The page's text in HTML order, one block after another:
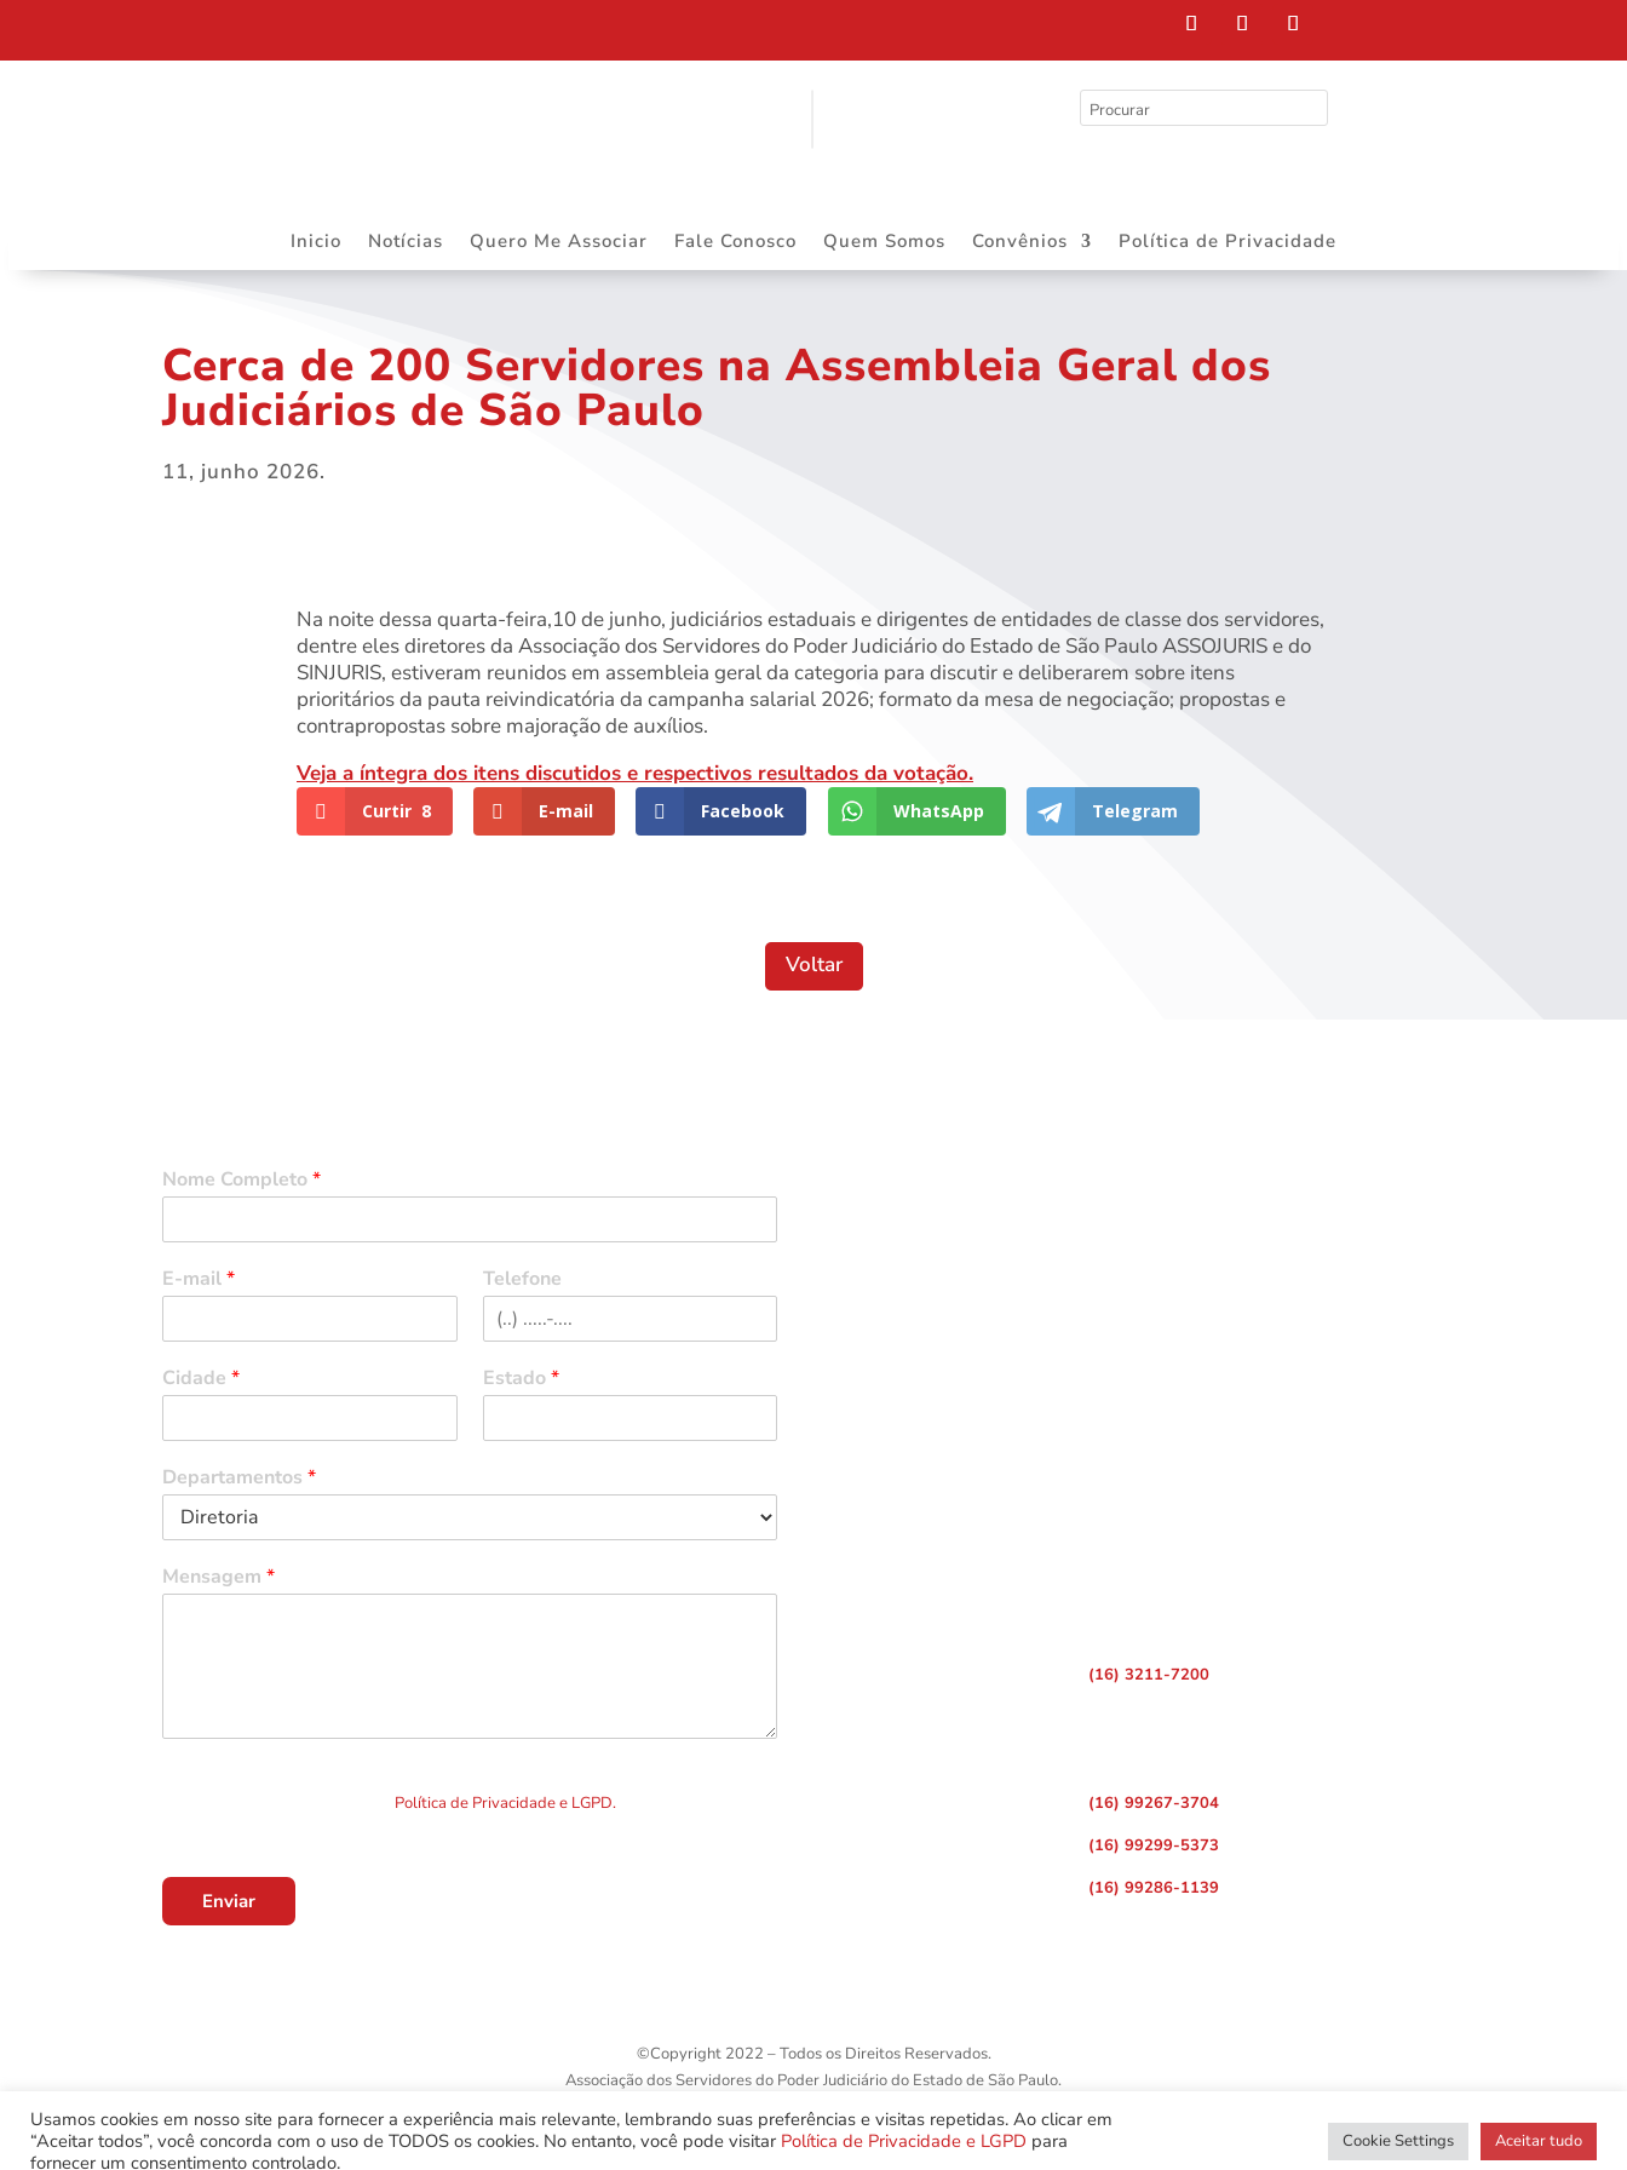
Inicio Notícias Quero Me Associar Fale Conosco Quem Somos Convênios Política de Privacidade
Cerca de 200 Servidores na Assembleia Geral dos
Judiciários de São Paulo
11, junho 2026.
Na noite dessa quarta-feira,10 de junho, judiciários estaduais e dirigentes de entidades de classe dos servidores,
dentre eles diretores da Associação dos Servidores do Poder Judiciário do Estado de São Paulo ASSOJURIS e do
SINJURIS, estiveram reunidos em assembleia geral da categoria para discutir e deliberarem sobre itens
prioritários da pauta reivindicatória da campanha salarial 2026; formato da mesa de negociação; propostas e
contrapropostas sobre majoração de auxílios.
Veja a íntegra dos itens discutidos e respectivos resultados da votação.
Curtir 8 E-mail Facebook WhatsApp Telegram
Voltar
Nome Completo*
E-mail* Telefone
Cidade* Estado*
Departamentos*
Mensagem*
Política de Privacidade e LGPD.
Enviar
(16) 3211-7200
(16) 99267-3704
(16) 99299-5373
(16) 99286-1139
©Copyright 2022 – Todos os Direitos Reservados.
Associação dos Servidores do Poder Judiciário do Estado de São Paulo.
Usamos cookies em nosso site para fornecer a experiência mais relevante, lembrando suas preferências e visitas repetidas. Ao clicar em
“Aceitar todos”, você concorda com o uso de TODOS os cookies. No entanto, você pode visitar Política de Privacidade e LGPD para
fornecer um consentimento controlado.
Cookie Settings Aceitar tudo